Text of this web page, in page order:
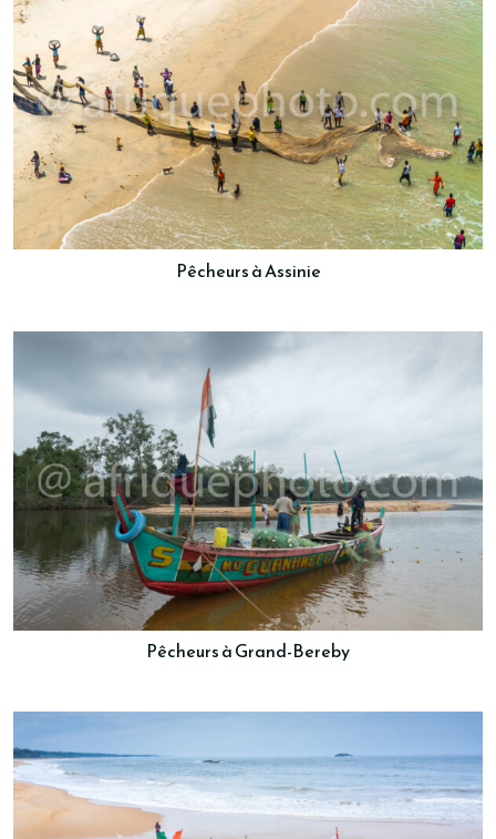
Pêcheurs à Assinie
Pêcheurs à Grand-Bereby